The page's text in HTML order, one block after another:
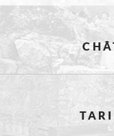
CES